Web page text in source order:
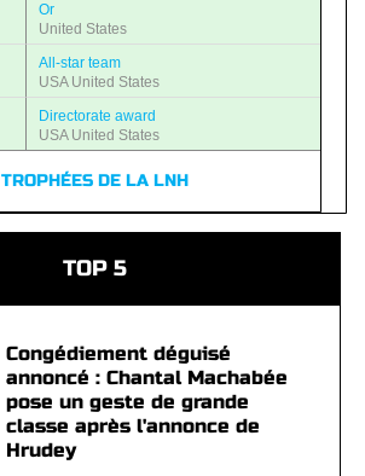
Or
United States
All-star team
USA United States
Directorate award
USA United States
TROPHÉES DE LA LNH
TOP 5
Congédiement déguisé
annoncé : Chantal Machabée
pose un geste de grande
classe après l'annonce de
Hrudey